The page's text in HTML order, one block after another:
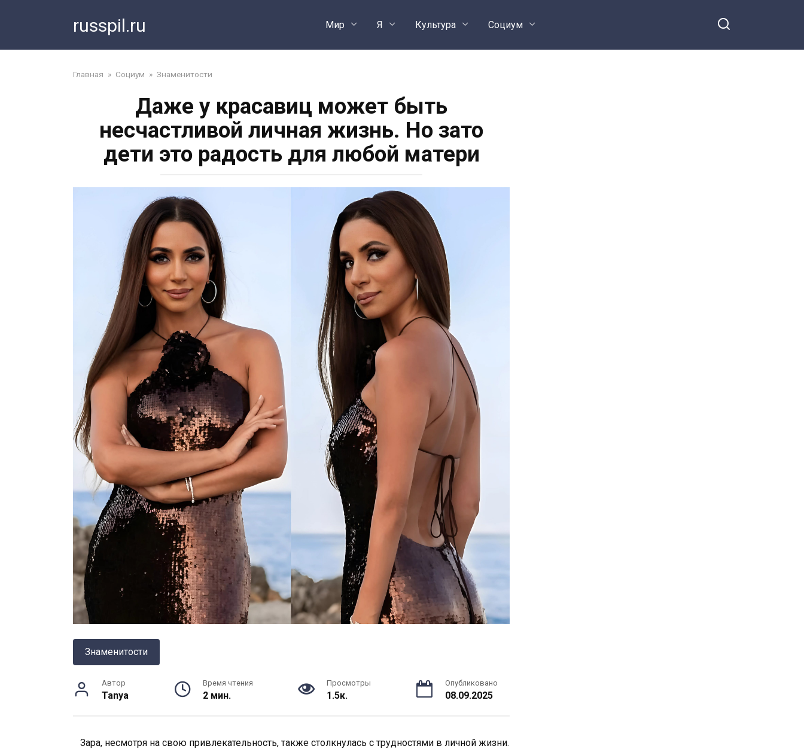
russpil.ru Мир Я Культура Социум
Главная » Социум » Знаменитости
Даже у красавиц может быть
несчастливой личная жизнь. Но зато
дети это радость для любой матери
Знаменитости
Автор
Tanya
Время чтения
2 мин.
Просмотры
1.5к.
Опубликовано
08.09.2025
Зара, несмотря на свою привлекательность, также столкнулась с трудностями в личной жизни.